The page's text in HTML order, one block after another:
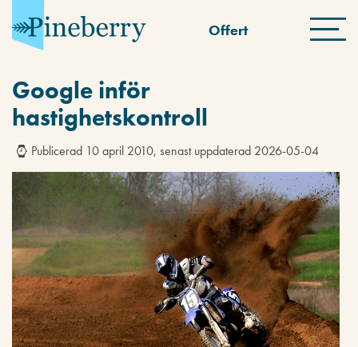
Offert
Google inför
hastighetskontroll
Publicerad 10 april 2010, senast uppdaterad 2026-05-04